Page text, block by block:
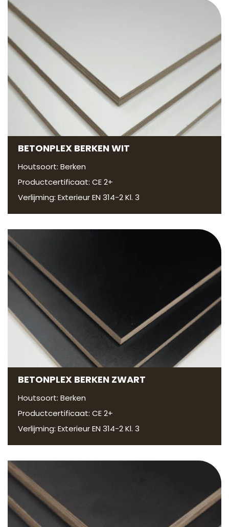
BETONPLEX BERKEN WIT
Houtsoort: Berken
Productcertificaat: CE 2+
Verlijming: Exterieur EN 314-2 Kl. 3
BETONPLEX BERKEN ZWART
Houtsoort: Berken
Productcertificaat: CE 2+
Verlijming: Exterieur EN 314-2 Kl. 3